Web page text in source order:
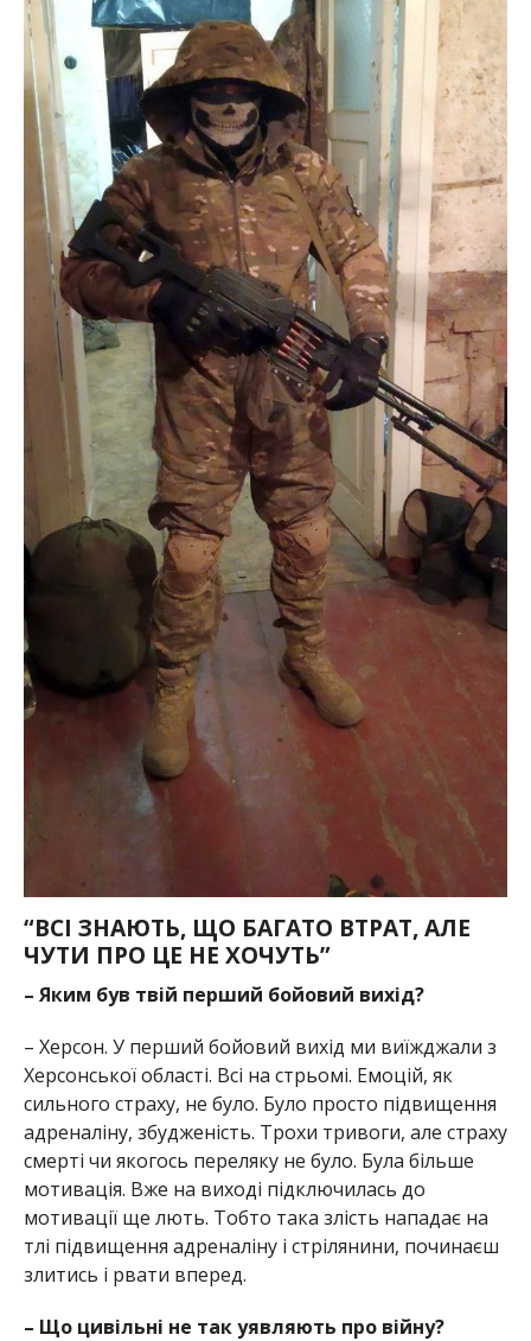
“ВСІ ЗНАЮТЬ, ЩО БАГАТО ВТРАТ, АЛЕ
ЧУТИ ПРО ЦЕ НЕ ХОЧУТЬ”
– Яким був твій перший бойовий вихід?
– Херсон. У перший бойовий вихід ми виїжджали з
Херсонської області. Всі на стрьомі. Емоцій, як
сильного страху, не було. Було просто підвищення
адреналіну, збудженість. Трохи тривоги, але страху
смерті чи якогось переляку не було. Була більше
мотивація. Вже на виході підключилась до
мотивації ще лють. Тобто така злість нападає на
тлі підвищення адреналіну і стрілянини, починаєш
злитись і рвати вперед.
– Що цивільні не так уявляють про війну?